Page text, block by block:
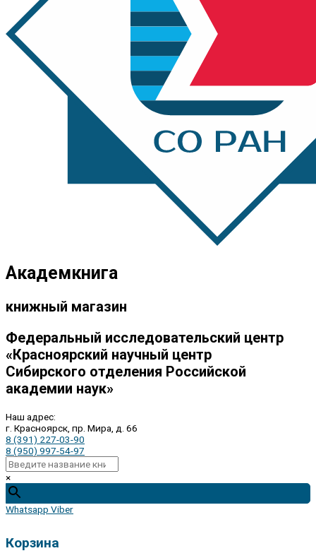
Академкнига
книжный магазин
Федеральный исследовательский центр
«Красноярский научный центр
Сибирского отделения Российской
академии наук»
Наш адрес:
г. Красноярск, пр. Мира, д. 66
8 (391) 227-03-90
8 (950) 997-54-97
×
Whatsapp Viber
Корзина